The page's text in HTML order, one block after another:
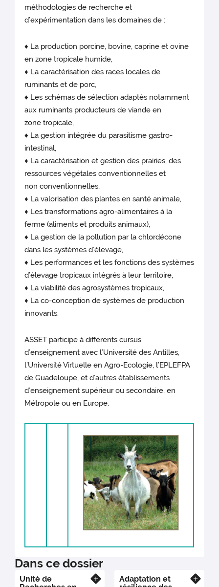
méthodologies de recherche et
d’expérimentation dans les domaines de :
♦ La production porcine, bovine, caprine et ovine
en zone tropicale humide,
♦ La caractérisation des races locales de
ruminants et de porc,
♦ Les schémas de sélection adaptés notamment
aux ruminants producteurs de viande en
zone tropicale,
♦ La gestion intégrée du parasitisme gastro-
intestinal,
♦ La caractérisation et gestion des prairies, des
ressources végétales conventionnelles et
non conventionnelles,
♦ La valorisation des plantes en santé animale,
♦ Les transformations agro-alimentaires à la
ferme (aliments et produits animaux),
♦ La gestion de la pollution par la chlordécone
dans les systèmes d’élevage,
♦ Les performances et les fonctions des systèmes
d’élevage tropicaux intégrés à leur territoire,
♦ La viabilité des agrosystèmes tropicaux,
♦ La co-conception de systèmes de production
innovants.
ASSET participe à différents cursus
d’enseignement avec l’Université des Antilles,
l’Université Virtuelle en Agro-Ecologie, l’EPLEFPA
de Guadeloupe, et d’autres établissements
d’enseignement supérieur ou secondaire, en
Métropole ou en Europe.
Dans ce dossier
Unité de
Adaptation et